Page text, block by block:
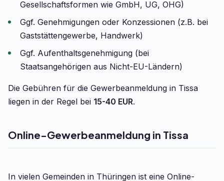
Gesellschaftsformen wie GmbH, UG, OHG)
Ggf. Genehmigungen oder Konzessionen (z.B. bei
Gaststättengewerbe, Handwerk)
Ggf. Aufenthaltsgenehmigung (bei
Staatsangehörigen aus Nicht-EU-Ländern)
Die Gebühren für die Gewerbeanmeldung in Tissa
liegen in der Regel bei 15-40 EUR.
Online-Gewerbeanmeldung in Tissa
In vielen Gemeinden in Thüringen ist eine Online-